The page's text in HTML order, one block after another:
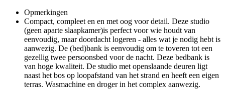
Opmerkingen
Compact, compleet en en met oog voor detail. Deze studio
(geen aparte slaapkamer)is perfect voor wie houdt van
eenvoudig, maar doordacht logeren - alles wat je nodig hebt is
aanwezig. De (bed)bank is eenvoudig om te toveren tot een
gezellig twee persoonsbed voor de nacht. Deze bedbank is
van hoge kwaliteit. De studio met openslaande deuren ligt
naast het bos op loopafstand van het strand en heeft een eigen
terras. Wasmachine en droger in het complex aanwezig.